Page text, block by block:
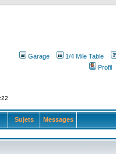
Garage
1/4 Mile Table
Profil
Sujets Messages